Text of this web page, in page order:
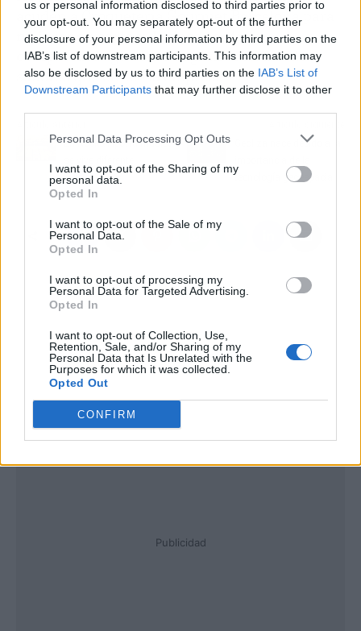
us or personal information disclosed to third parties prior to
your opt-out. You may separately opt-out of the further
disclosure of your personal information by third parties on the
IAB’s list of downstream participants. This information may
also be disclosed by us to third parties on the IAB’s List of
Downstream Participants that may further disclose it to other
Personal Data Processing Opt Outs
I want to opt-out of the Sharing of my
personal data.
Opted In
I want to opt-out of the Sale of my
Personal Data.
Opted In
I want to opt-out of processing my
Personal Data for Targeted Advertising.
Opted In
I want to opt-out of Collection, Use,
Retention, Sale, and/or Sharing of my
Personal Data that Is Unrelated with the
Purposes for which it was collected.
Opted Out
CONFIRM
acuden a Croquetería Gourmet Barcelona para
mejorar su carta y destacar entre su
competenciagracias a la gran variedad de
sabores que ofrece la empresa.
En Rock&Tipo, la música
Geoliza nace debido a la
tecnología geoespacial
Publicidad